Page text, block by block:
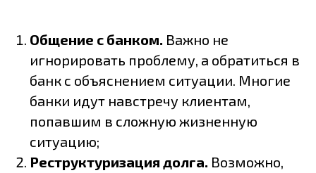
Общение с банком. Важно не
игнорировать проблему, а обратиться в
банк с объяснением ситуации. Многие
банки идут навстречу клиентам,
попавшим в сложную жизненную
ситуацию;
Реструктуризация долга. Возможно,